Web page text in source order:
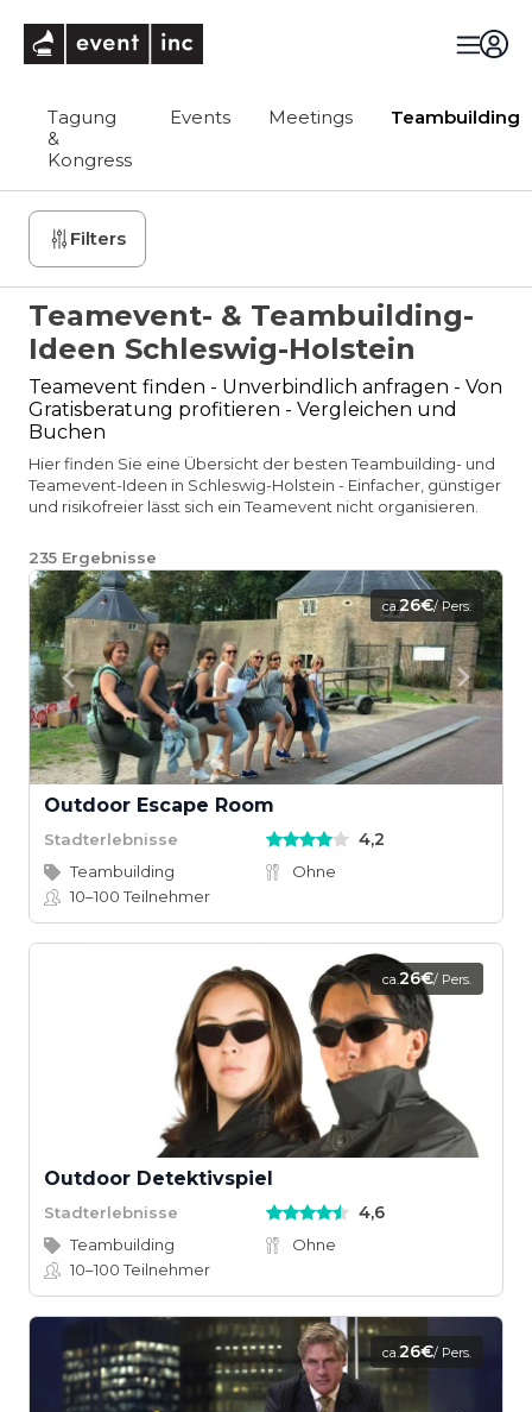
Tagung
&
Kongress
Events Meetings Teambuilding
Filters
Teamevent- & Teambuilding-
Ideen Schleswig-Holstein
Teamevent finden - Unverbindlich anfragen - Von
Gratisberatung profitieren - Vergleichen und
Buchen
Hier finden Sie eine Übersicht der besten Teambuilding- und
Teamevent-Ideen in Schleswig-Holstein - Einfacher, günstiger
und risikofreier lässt sich ein Teamevent nicht organisieren.
235 Ergebnisse
ca.26€/ Pers.
Outdoor Escape Room
Stadterlebnisse 4,2
Teambuilding
Ohne
10–100Teilnehmer
ca.26€/ Pers.
Outdoor Detektivspiel
Stadterlebnisse 4,6
Teambuilding
Ohne
10–100Teilnehmer
ca.26€/ Pers.